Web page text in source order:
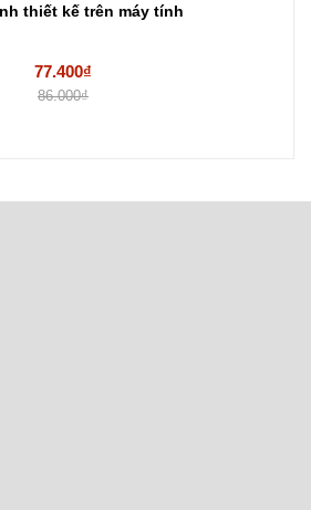
thiết kế trên máy tính
77.400₫
86.000₫